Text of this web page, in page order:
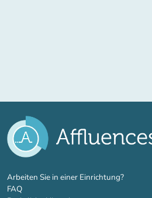
Arbeiten Sie in einer Einrichtung?(new tab)
FAQ